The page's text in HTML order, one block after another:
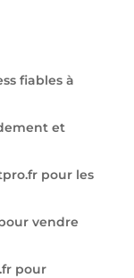
fiables à
et
pour les
vendre
pour